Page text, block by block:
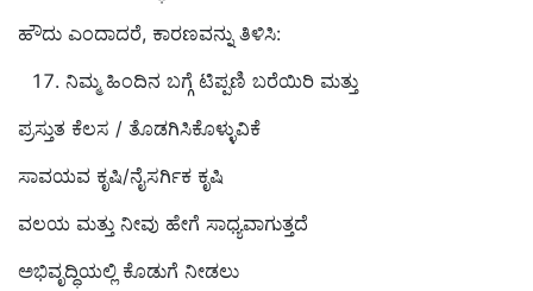
ಹೌದು ಎಂದಾದರೆ, ಕಾರಣವನ್ನು ತಿಳಿಸಿ:
ನಿಮ್ಮ ಹಿಂದಿನ ಬಗ್ಗೆ ಟಿಪ್ಪಣಿ ಬರೆಯಿರಿ ಮತ್ತು
ಪ್ರಸ್ತುತ ಕೆಲಸ / ತೊಡಗಿಸಿಕೊಳ್ಳುವಿಕೆ
ಸಾವಯವ ಕೃಷಿ/ನೈಸರ್ಗಿಕ ಕೃಷಿ
ವಲಯ ಮತ್ತು ನೀವು ಹೇಗೆ ಸಾಧ್ಯವಾಗುತ್ತದೆ
ಅಭಿವೃದ್ಧಿಯಲ್ಲಿ ಕೊಡುಗೆ ನೀಡಲು